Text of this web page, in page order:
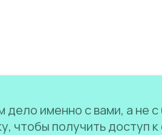
именно с вами, а не
чтобы получить доступ к